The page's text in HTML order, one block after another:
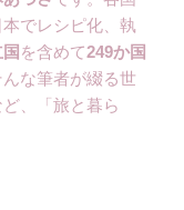
でレシピ化、執
を含めて249か国
な筆者が綴る世
、「旅と暮ら